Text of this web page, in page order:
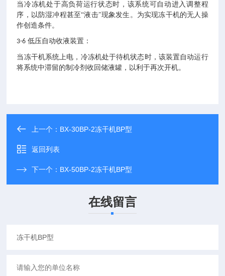
当冷冻机处于高负荷运行状态时，该系统可自动进入调整程
序，以防湿冲程甚至“液击"现象发生。为实现冻干机的无人操
作创造条件。
3-6 低压自动收液装置：
当冻干机系统上电，冷冻机处于待机状态时，该装置自动运行
将系统中滞留的制冷剂收回储液罐，以利于再次开机。
上一个： BX-30BP-2冻干机BP型
返回列表
下一个： BX-50BP-2冻干机BP型
在线留言